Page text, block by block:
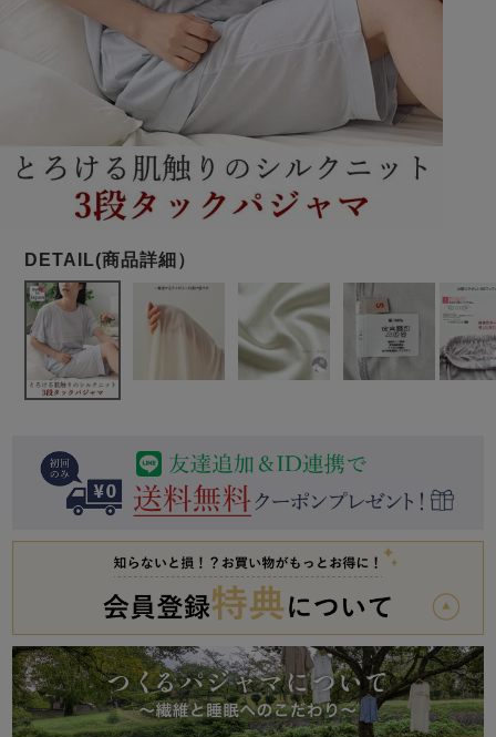
春 夏 秋 冬
ガールズパジャマ
春 夏 冬
柄物
売れ筋ランキング
すべての生地一覧はこちら
インナーウェア 生活雑貨 カタログギフト
売れ筋ランキング
- Item Ranking -
- New Arrival -
目的別でさがす一覧はこちら
ズボン単品
すべてのメン
ズ
パジャマ
長袖 半袖
前開き かぶり スリーパー
作務衣
ーブ
上着単品
ズボン単品
SDGsの取り組み